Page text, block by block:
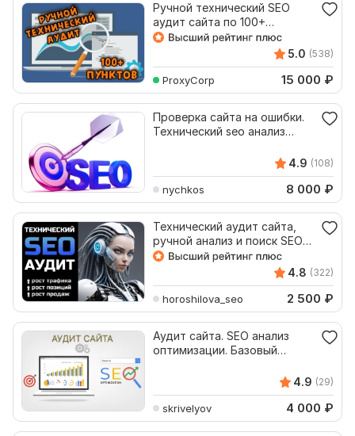
Ручной технический SEO
аудит сайта по 100+
параметрам. Анализ сайта
5.0 (538)
ProxyCorp 15 000 ₽
Проверка сайта на ошибки.
Технический seo анализ
4.9 (108)
nychkos 8 000 ₽
Технический аудит сайта,
ручной анализ и поиск SEO
ошибок, отчет
4.8 (322)
horoshilova_seo 2 500 ₽
Аудит сайта. SEO анализ
оптимизации. Базовый
4.9 (29)
skrivelyov 4 000 ₽